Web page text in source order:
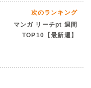
次のランキング
マンガ リーチpt 週間
TOP10【最新週】